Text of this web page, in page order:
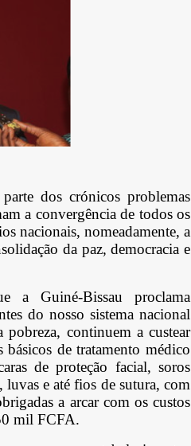
dos crónicos problemas
a convergência de todos os
nacionais, nomeadamente, a
da paz, democracia e
Guiné-Bissau proclama
do nosso sistema nacional
pobreza, continuem a custear
de tratamento médico
de proteção facial, soros
e até fios de sutura, com
a arcar com os custos
mil FCFA.